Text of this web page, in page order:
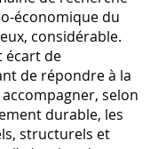
économique du
considérable.
écart de
de répondre à la
selon
durable, les
structurels et